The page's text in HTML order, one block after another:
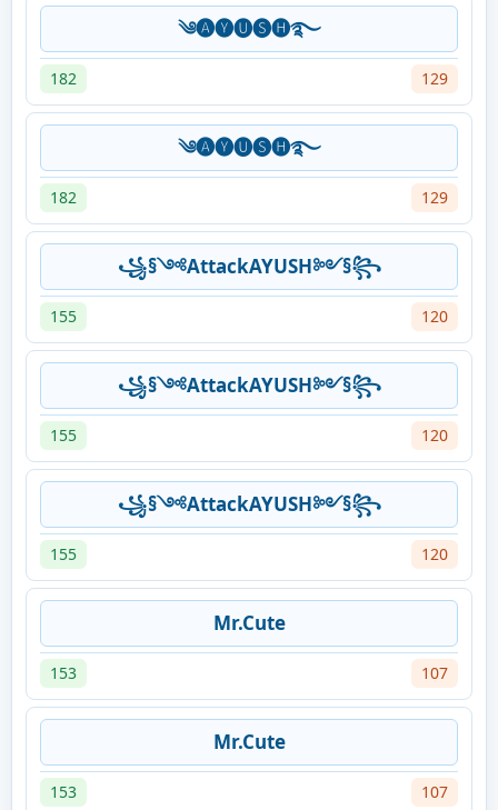
༄🅐🅨🅤🅢🅗࿐
182 129
༄🅐🅨🅤🅢🅗࿐
182 129
꧁§༺AttackAYUSH༻§꧂
155 120
꧁§༺AttackAYUSH༻§꧂
155 120
꧁§༺AttackAYUSH༻§꧂
155 120
Mr.Cute
153 107
Mr.Cute
153 107